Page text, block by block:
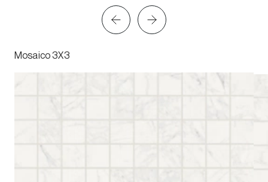
Mosaico 3X3